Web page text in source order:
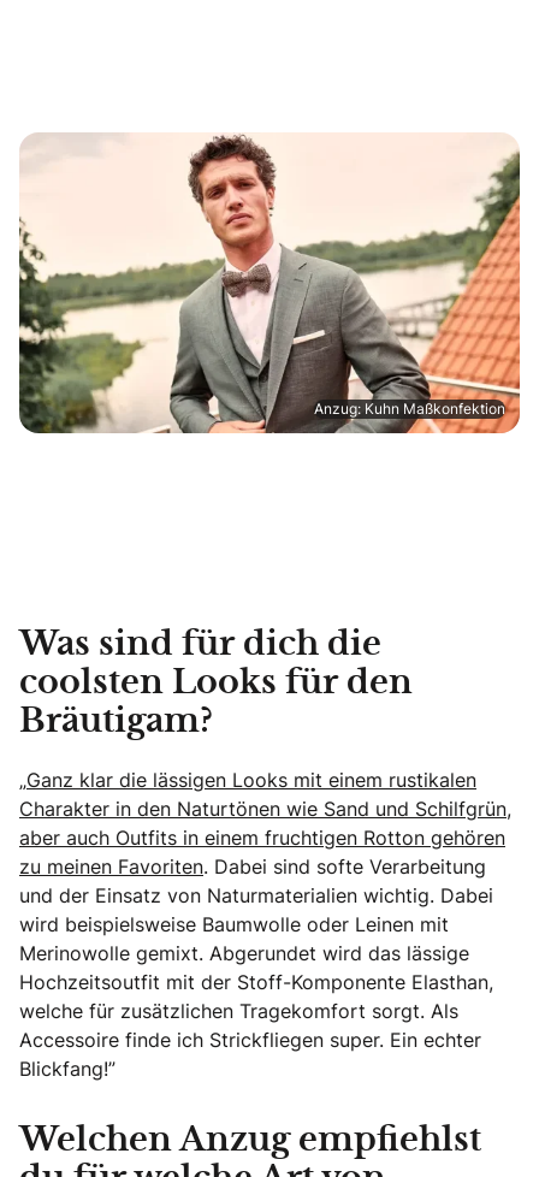
Anzug: Kuhn Maßkonfektion
Was sind für dich die
coolsten Looks für den
Bräutigam?
„Ganz klar die lässigen Looks mit einem rustikalen
Charakter in den Naturtönen wie Sand und Schilfgrün,
aber auch Outfits in einem fruchtigen Rotton gehören
zu meinen Favoriten. Dabei sind softe Verarbeitung
und der Einsatz von Naturmaterialien wichtig. Dabei
wird beispielsweise Baumwolle oder Leinen mit
Merinowolle gemixt. Abgerundet wird das lässige
Hochzeitsoutfit mit der Stoff-Komponente Elasthan,
welche für zusätzlichen Tragekomfort sorgt. Als
Accessoire finde ich Strickfliegen super. Ein echter
Blickfang!”
Welchen Anzug empfiehlst